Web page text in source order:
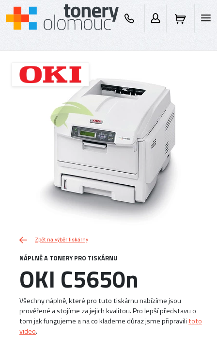
Zpět na výběr tiskárny
NÁPLNĚ A TONERY PRO TISKÁRNU
OKI C5650n
Všechny náplně, které pro tuto tiskárnu nabízíme jsou
prověřené a stojíme za jejich kvalitou. Pro lepší představu o
tom jak fungujeme a na co klademe důraz jsme připravilitoto
video.